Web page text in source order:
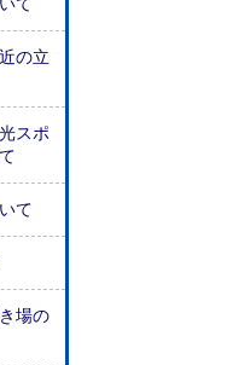
の立
スポ
て
場の